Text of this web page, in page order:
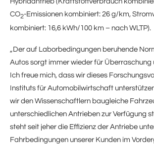
CO2-Emissionen kombiniert: 26 g/km,
kombiniert: 16,6 kWh/100 km – nach WLTP).
„Der auf Laborbedingungen beruhende
Autos sorgt immer wieder für Überraschung
Ich freue mich, dass wir dieses
Instituts für Automobilwirtschaft
wir den Wissenschaftlern baugleiche
unterschiedlichen Antrieben zur Verfügung
steht seit jeher die Effizienz der Antriebe
Fahrbedingungen unserer Kunden im